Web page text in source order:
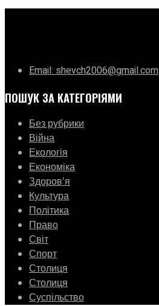
Email: shevch2006@gmail.com
ПОШУК ЗА КАТЕГОРІЯМИ
Без рубрики
Війна
Екологія
Економіка
Здоровʼя
Культура
Політика
Право
Світ
Спорт
Столиця
Столиця
Суспільство